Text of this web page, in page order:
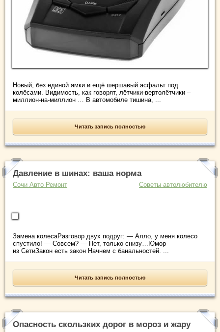
Новый, без единой ямки и ещё шершавый асфальт под
колёсами. Видимость, как говорят, лётчики-вертолётчики –
миллион-на-миллион … В автомобиле тишина, ...
Читать запись полностью
Давление в шинах: ваша норма
Сочи Авто Ремонт Советы автолюбителю
Замена колесаРазговор двух подруг: — Алло, у меня колесо
спустило! — Совсем? — Нет, только снизу…Юмор
из СетиЗакон есть закон Начнем с банальностей. ...
Читать запись полностью
Опасность скользких дорог в мороз и жару